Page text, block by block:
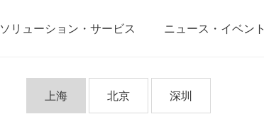
ソリューション・サービス ニュース・イベント
上海 北京 深圳